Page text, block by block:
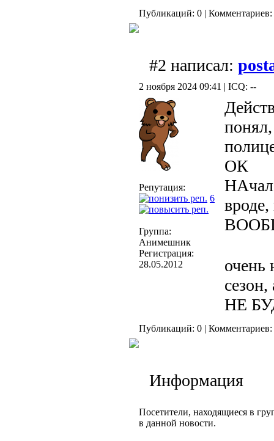
Публикаций: 0 | Комментариев:
#2 написал:
2 ноября 2024 09:41 | ICQ: --
Репутация:
6
Группа:
Анимешник
Регистрация:
28.05.2012
ОК
очень
НЕ
Публикаций: 0 | Комментариев:
Информация
Посетители, находящиеся в
в данной новости.